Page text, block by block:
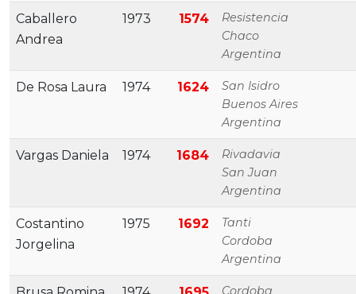
Caballero
Andrea
1973 1574
Resistencia
Chaco
Argentina
De Rosa Laura 1974 1624
San Isidro
Buenos Aires
Argentina
Vargas Daniela 1974 1684
Rivadavia
San Juan
Argentina
Costantino
Jorgelina
1975 1692
Tanti
Cordoba
Argentina
Cordoba